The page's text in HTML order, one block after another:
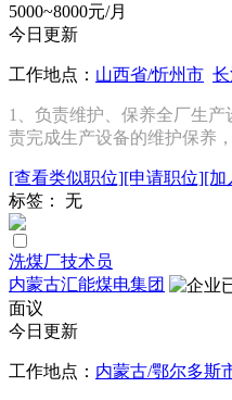
5000~8000元/月
今日更新
工作地点： 山西省/忻州市
1、负责维护、保养全厂生
责完成生产设备的维护保养
[查看类似职位][申请职位][加
标签： 无
洗煤厂技术员
内蒙古汇能煤电集团
面议
今日更新
工作地点： 内蒙古/鄂尔多斯